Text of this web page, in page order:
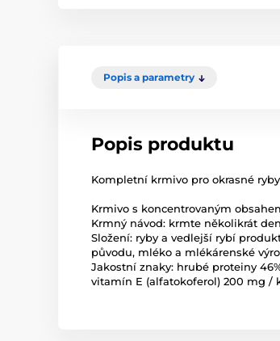
Popis a parametry
Popis produktu
Kompletní krmivo pro okrasné
Krmivo s koncentrovaným
Krmný návod: krmte několikrát
Složení: ryby a vedlejší rybí
původu, mléko a mlékárenské
Jakostní znaky: hrubé proteiny
vitamín E (alfatokoferol) 200 mg /